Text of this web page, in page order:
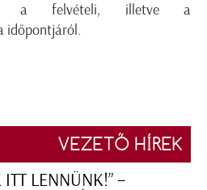
a felvételi, illetve a
időpontjáról.
VEZETŐ HÍREK
LENNÜNK!” –